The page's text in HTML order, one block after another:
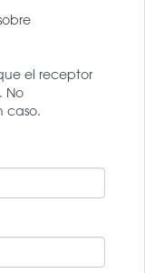
el receptor
No
caso.